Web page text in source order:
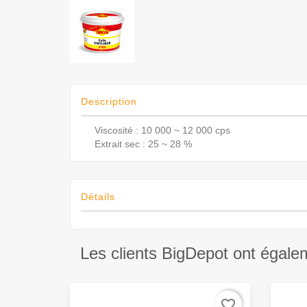
Description
Viscosité : 10 000 ~ 12 000 cps
Extrait sec : 25 ~ 28 %
Détails
Les clients BigDepot ont